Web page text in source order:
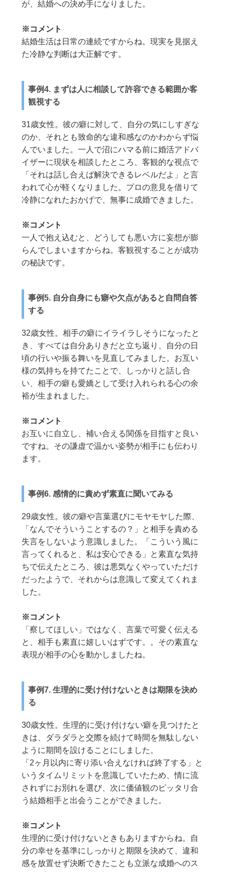
が、結婚への決め手になりました。
※コメント
結婚生活は日常の連続ですからね。現実を見据え
た冷静な判断は大正解です。
事例4. まずは人に相談して許容できる範囲か客
観視する
31歳女性。彼の癖に対して、自分の気にしすぎな
のか、それとも致命的な違和感なのかわからず悩
んでいました。一人で沼にハマる前に婚活アドバ
イザーに現状を相談したところ、客観的な視点で
「それは話し合えば解決できるレベルだよ」と言
われて心が軽くなりました。プロの意見を借りて
冷静になれたおかげで、無事に成婚できました。
※コメント
一人で抱え込むと、どうしても悪い方に妄想が膨
らんでしまいますからね。客観視することが成功
の秘訣です。
事例5. 自分自身にも癖や欠点があると自問自答
する
32歳女性。相手の癖にイライラしそうになったと
き、すべては自分ありきだと立ち返り、自分の日
頃の行いや振る舞いを見直してみました。お互い
様の気持ちを持てたことで、しっかりと話し合
い、相手の癖も愛嬌として受け入れられる心の余
裕が生まれました。
※コメント
お互いに自立し、補い合える関係を目指すと良い
ですね。その謙虚で温かい姿勢が相手にも伝わり
ます。
事例6. 感情的に責めず素直に聞いてみる
29歳女性。彼の癖や言葉選びにモヤモヤした際、
「なんでそういうことするの？」と相手を責める
失言をしないよう意識しました。「こういう風に
言ってくれると、私は安心できる」と素直な気持
ちで伝えたところ、彼は悪気なくやっていただけ
だったようで、それからは意識して変えてくれま
した。
※コメント
「察してほしい」ではなく、言葉で可愛く伝える
と、相手も素直に嬉しいはずです。。その素直な
表現が相手の心を動かしましたね。
事例7. 生理的に受け付けないときは期限を決め
る
30歳女性。生理的に受け付けない癖を見つけたと
きは、ダラダラと交際を続けて時間を無駄しない
ように期間を設けることにしました。
「2ヶ月以内に寄り添い合えなければ終了する」と
いうタイムリミットを意識していたため、情に流
されずにお別れを選び、次に価値観のピッタリ合
う結婚相手と出会うことができました。
※コメント
生理的に受け付けないときもありますからね。自
分の幸せを基準にしっかりと期限を決めて、違和
感を放置せず決断できたことも立派な成婚へのス